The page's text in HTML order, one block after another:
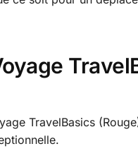
TravelBasics